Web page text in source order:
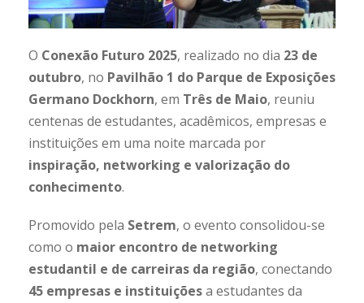
O Conexão Futuro 2025, realizado no dia 23 de
outubro, no Pavilhão 1 do Parque de Exposições
Germano Dockhorn, em Três de Maio, reuniu
centenas de estudantes, acadêmicos, empresas e
instituições em uma noite marcada por
inspiração, networking e valorização do
conhecimento.
Promovido pela Setrem, o evento consolidou-se
como o maior encontro de networking
estudantil e de carreiras da região, conectando
45 empresas e instituiçõesa estudantes da